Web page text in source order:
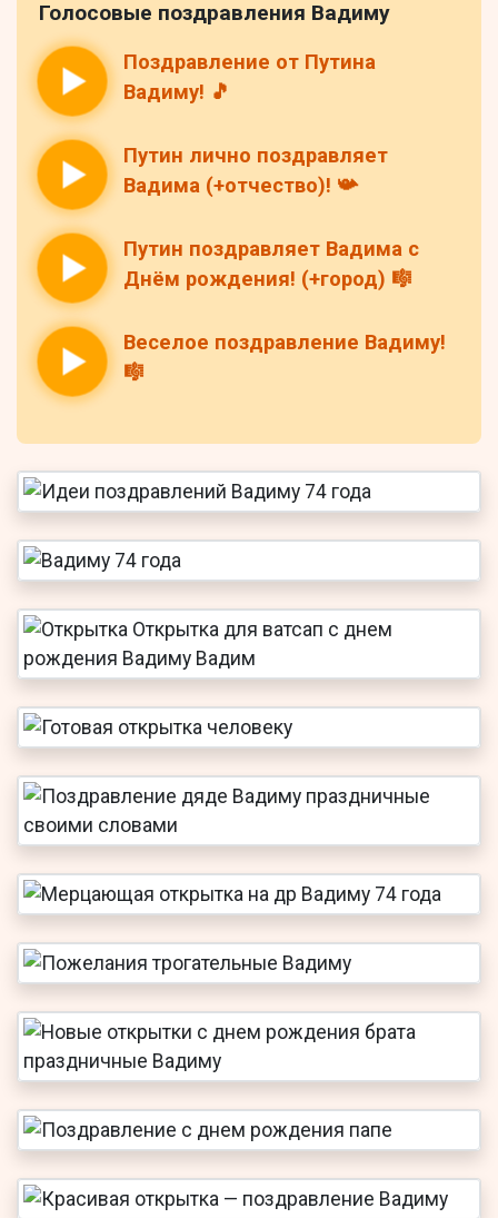
Голосовые поздравления Вадиму
Поздравление от Путина
Вадиму! 🎵
Путин лично поздравляет
Вадима (+отчество)! 📯
Путин поздравляет Вадима с
Днём рождения! (+город) 🎼
Веселое поздравление Вадиму!
🎼